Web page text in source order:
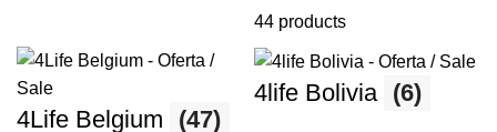
44 products
4Life Belgium (47)
4life Bolivia (6)